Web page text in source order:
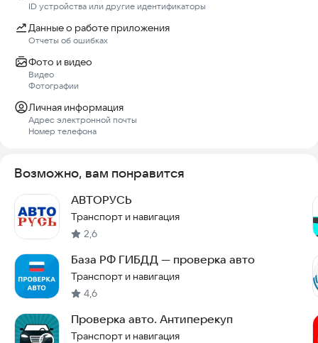
ID устройства или другие идентификаторы
Данные о работе приложения
Отчеты об ошибках
Фото и видео
Видео
Фотографии
Личная информация
Адрес электронной почты
Номер телефона
Возможно, вам понравится
АВТОРУСЬ
Транспорт и навигация
2,6
База РФ ГИБДД — проверка авто
Транспорт и навигация
4,6
Проверка авто. Антиперекуп
Транспорт и навигация